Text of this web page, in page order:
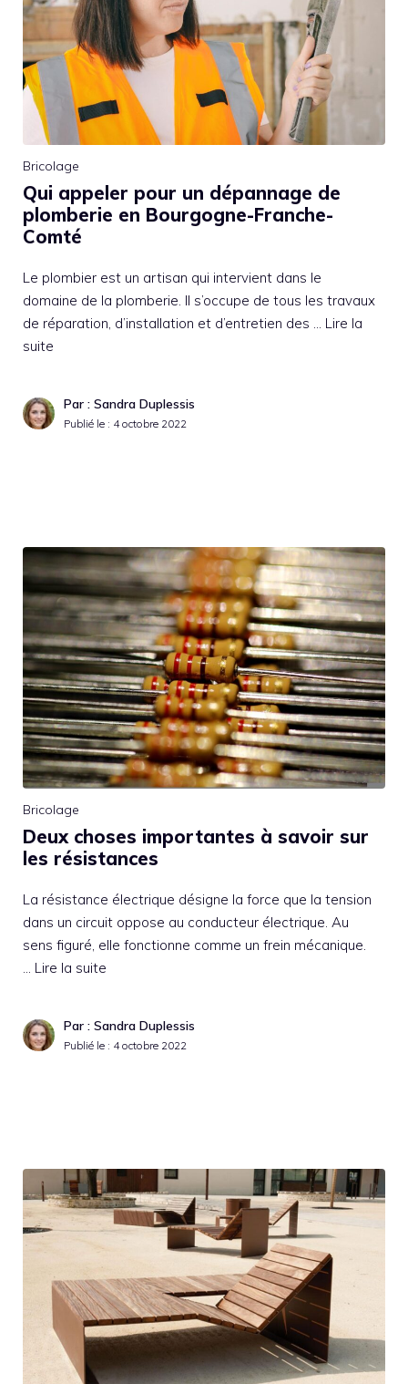
Bricolage
Qui appeler pour un dépannage de
plomberie en Bourgogne-Franche-
Comté
Le plombier est un artisan qui intervient dans le
domaine de la plomberie. Il s’occupe de tous les travaux
de réparation, d’installation et d’entretien des … Lire la
suite
Par : Sandra Duplessis
Publié le : 4 octobre 2022
Bricolage
Deux choses importantes à savoir sur
les résistances
La résistance électrique désigne la force que la tension
dans un circuit oppose au conducteur électrique. Au
sens figuré, elle fonctionne comme un frein mécanique.
… Lire la suite
Par : Sandra Duplessis
Publié le : 4 octobre 2022